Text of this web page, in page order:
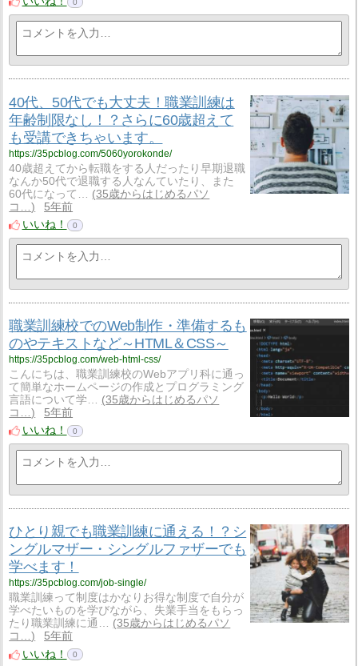
0
40代、50代でも大丈夫！職業訓練は
年齢制限なし！？さらに60歳超えて
も受講できちゃいます。
https://35pcblog.com/5060yorokonde/
40歳超えてから転職をする人だったり早期退職
なんか50代で退職する人なんていたり、また
60代になって…
35歳からはじめるパソ
コ…
5年前
いいね！
0
職業訓練校でのWeb制作・準備するも
のやテキストなど～HTML＆CSS～
https://35pcblog.com/web-html-css/
こんにちは、職業訓練校のWebアプリ科に通っ
て簡単なホームページの作成とプログラミング
言語について学…
35歳からはじめるパソ
コ…
5年前
いいね！
0
ひとり親でも職業訓練に通える！？シ
ングルマザー・シングルファザーでも
学べます！
https://35pcblog.com/job-single/
職業訓練って制度はかなりお得な制度で自分が
学べたいものを学びながら、失業手当をもらっ
たり職業訓練に通…
35歳からはじめるパソ
コ…
5年前
いいね！
0